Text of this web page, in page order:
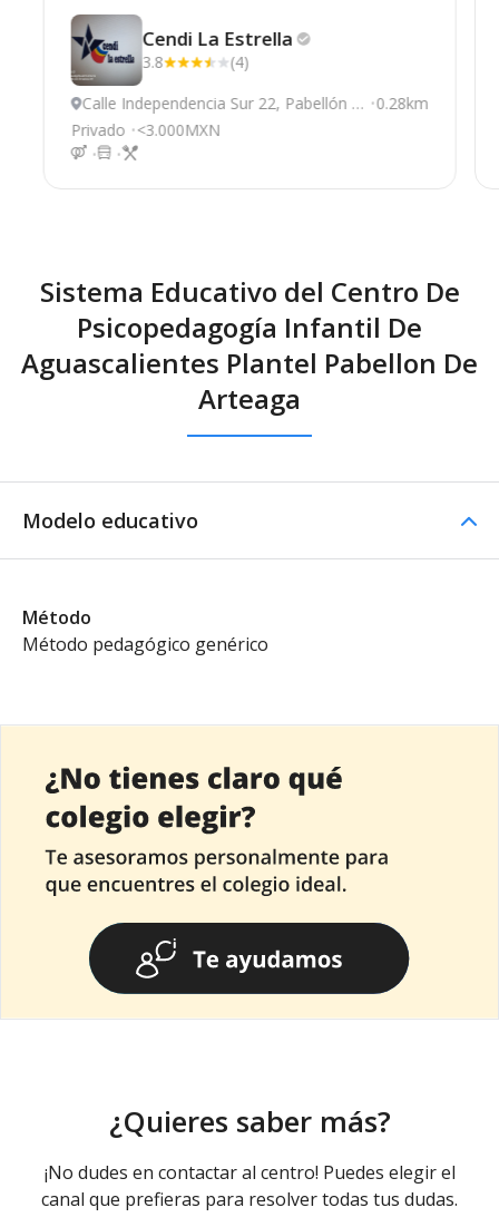
Cendi La Estrella
3.8
(4)
Calle Independencia Sur 22, Pabellón d
e Arteaga
0.28km
Privado <3.000MXN
Sistema Educativo del Centro De
Psicopedagogía Infantil De
Aguascalientes Plantel Pabellon De
Arteaga
Modelo educativo
Método
Método pedagógico genérico
¿Quieres saber más?
¡No dudes en contactar al centro! Puedes elegir el
canal que prefieras para resolver todas tus dudas.